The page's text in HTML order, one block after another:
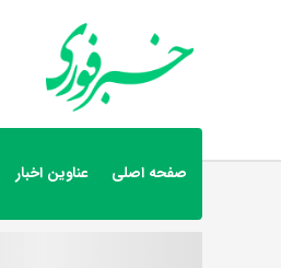
صفحه اصلی عناوین اخبار